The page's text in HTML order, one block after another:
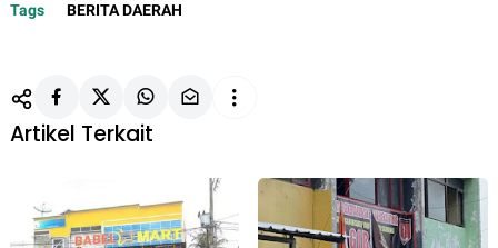
Tags BERITA DAERAH
Artikel Terkait